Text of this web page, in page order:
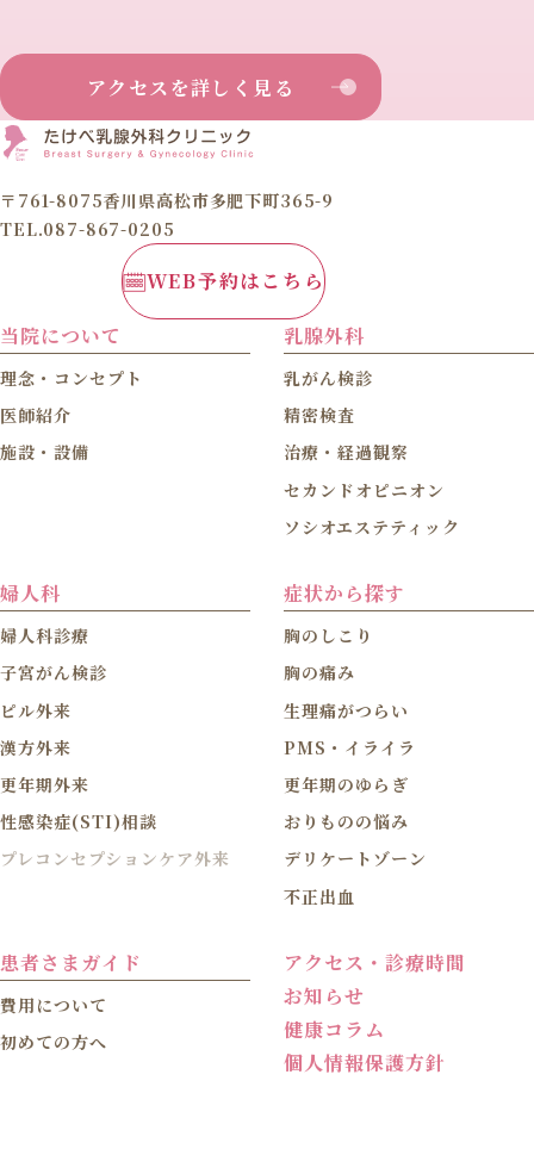
アクセスを詳しく見る
〒761-8075香川県高松市多肥下町365-9
TEL.087-867-0205
WEB予約はこちら
当院について
理念・コンセプト
医師紹介
施設・設備
乳腺外科
乳がん検診
精密検査
治療・経過観察
セカンドオピニオン
ソシオエステティック
婦人科
婦人科診療
子宮がん検診
ピル外来
漢方外来
更年期外来
性感染症(STI)相談
プレコンセプションケア外来
症状から探す
胸のしこり
胸の痛み
生理痛がつらい
PMS・イライラ
更年期のゆらぎ
おりものの悩み
デリケートゾーン
不正出血
患者さまガイド
費用について
初めての方へ
アクセス・診療時間
お知らせ
健康コラム
個人情報保護方針